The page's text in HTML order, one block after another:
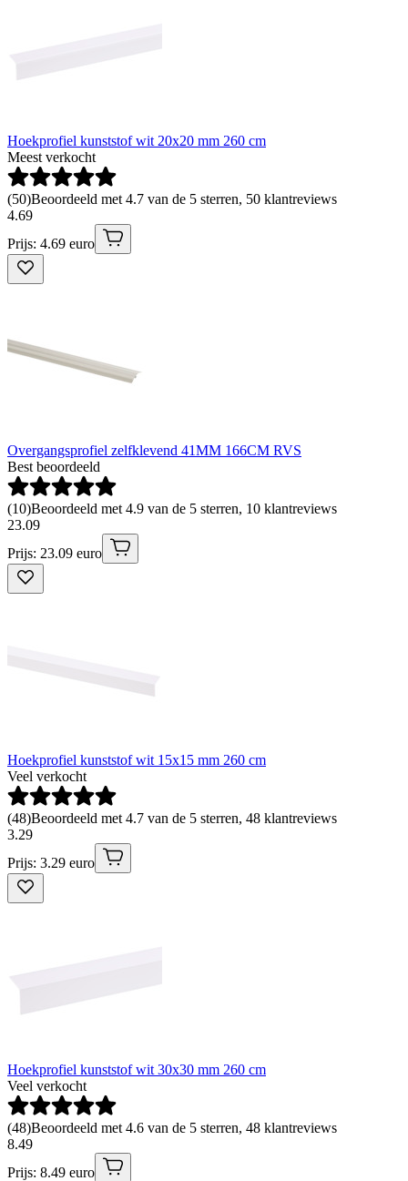
Hoekprofiel kunststof wit 20x20 mm 260 cm
Meest verkocht
(50)Beoordeeld met 4.7 van de 5 sterren, 50 klantreviews
4.69
Prijs: 4.69 euro
Overgangsprofiel zelfklevend 41MM 166CM RVS
Best beoordeeld
(10)Beoordeeld met 4.9 van de 5 sterren, 10 klantreviews
23.09
Prijs: 23.09 euro
Hoekprofiel kunststof wit 15x15 mm 260 cm
Veel verkocht
(48)Beoordeeld met 4.7 van de 5 sterren, 48 klantreviews
3.29
Prijs: 3.29 euro
Hoekprofiel kunststof wit 30x30 mm 260 cm
Veel verkocht
(48)Beoordeeld met 4.6 van de 5 sterren, 48 klantreviews
8.49
Prijs: 8.49 euro